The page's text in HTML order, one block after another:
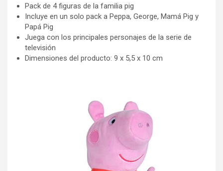
Pack de 4 figuras de la familia pig
Incluye en un solo pack a Peppa, George, Mamá Pig y
Papá Pig
Juega con los principales personajes de la serie de
televisión
Dimensiones del producto: 9 x 5,5 x 10 cm